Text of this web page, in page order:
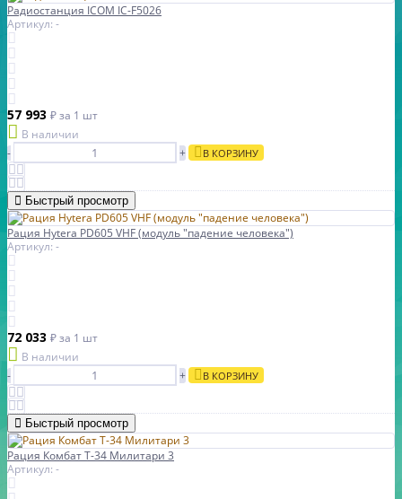
Радиостанция ICOM IC-F5026
Артикул: -
57 993 ₽за 1 шт
В наличии
-
+ В КОРЗИНУ
Быстрый просмотр
Рация Hytera PD605 VHF (модуль "падение человека")
Артикул: -
72 033 ₽за 1 шт
В наличии
-
+ В КОРЗИНУ
Быстрый просмотр
Рация Комбат Т-34 Милитари 3
Артикул: -